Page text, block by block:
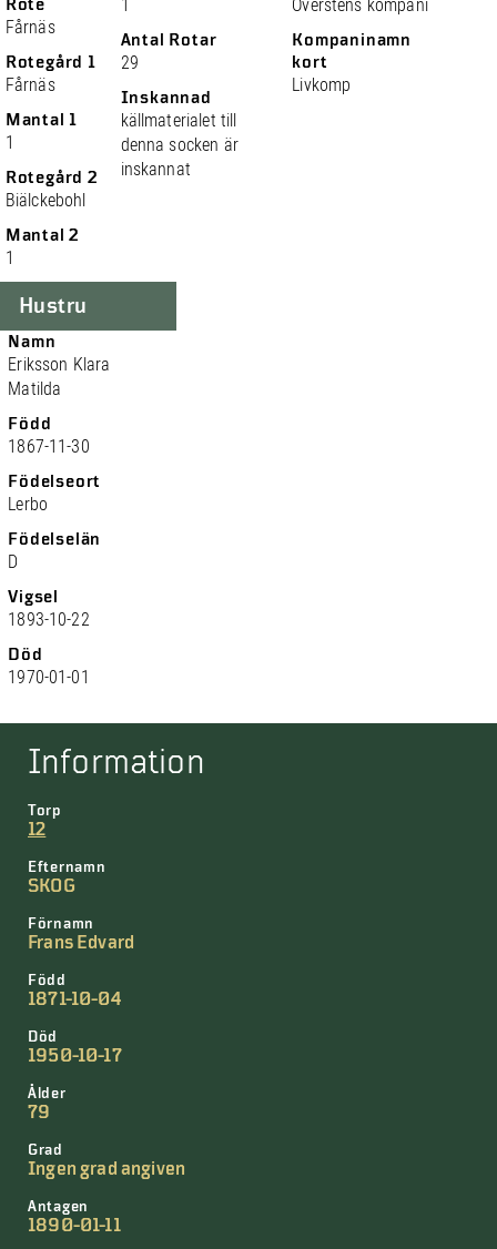
Rote
Fårnäs
Rotegård 1
Fårnäs
Mantal 1
1
Rotegård 2
Biälckebohl
Mantal 2
1
1
Antal Rotar
29
Inskannad
källmaterialet till
denna socken är
inskannat
Överstens kompani
Kompaninamn
kort
Livkomp
Hustru
Namn
Eriksson Klara
Matilda
Född
1867-11-30
Födelseort
Lerbo
Födelselän
D
Vigsel
1893-10-22
Död
1970-01-01
Information
Torp
12
Efternamn
SKOG
Förnamn
Frans Edvard
Född
1871-10-04
Död
1950-10-17
Ålder
79
Grad
Ingen grad angiven
Antagen
1890-01-11